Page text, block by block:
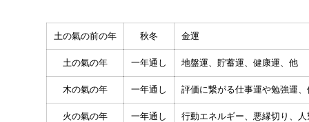
土の氣の前の年 秋冬 金運
土の氣の年 一年通し 地盤運、貯蓄運、健康運、他
木の氣の年 一年通し 評価に繋がる仕事運や勉強運、
火の氣の年 一年通し 行動エネルギー、悪縁切り、